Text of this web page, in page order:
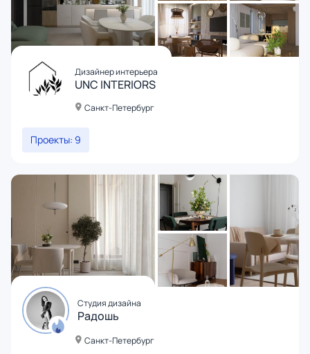
Дизайнер интерьера
UNC INTERIORS
Санкт-Петербург
Проекты: 9
Студия дизайна
Радошь
Санкт-Петербург